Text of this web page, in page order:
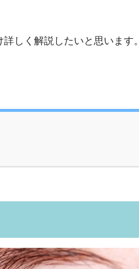
しく解説したいと思います。